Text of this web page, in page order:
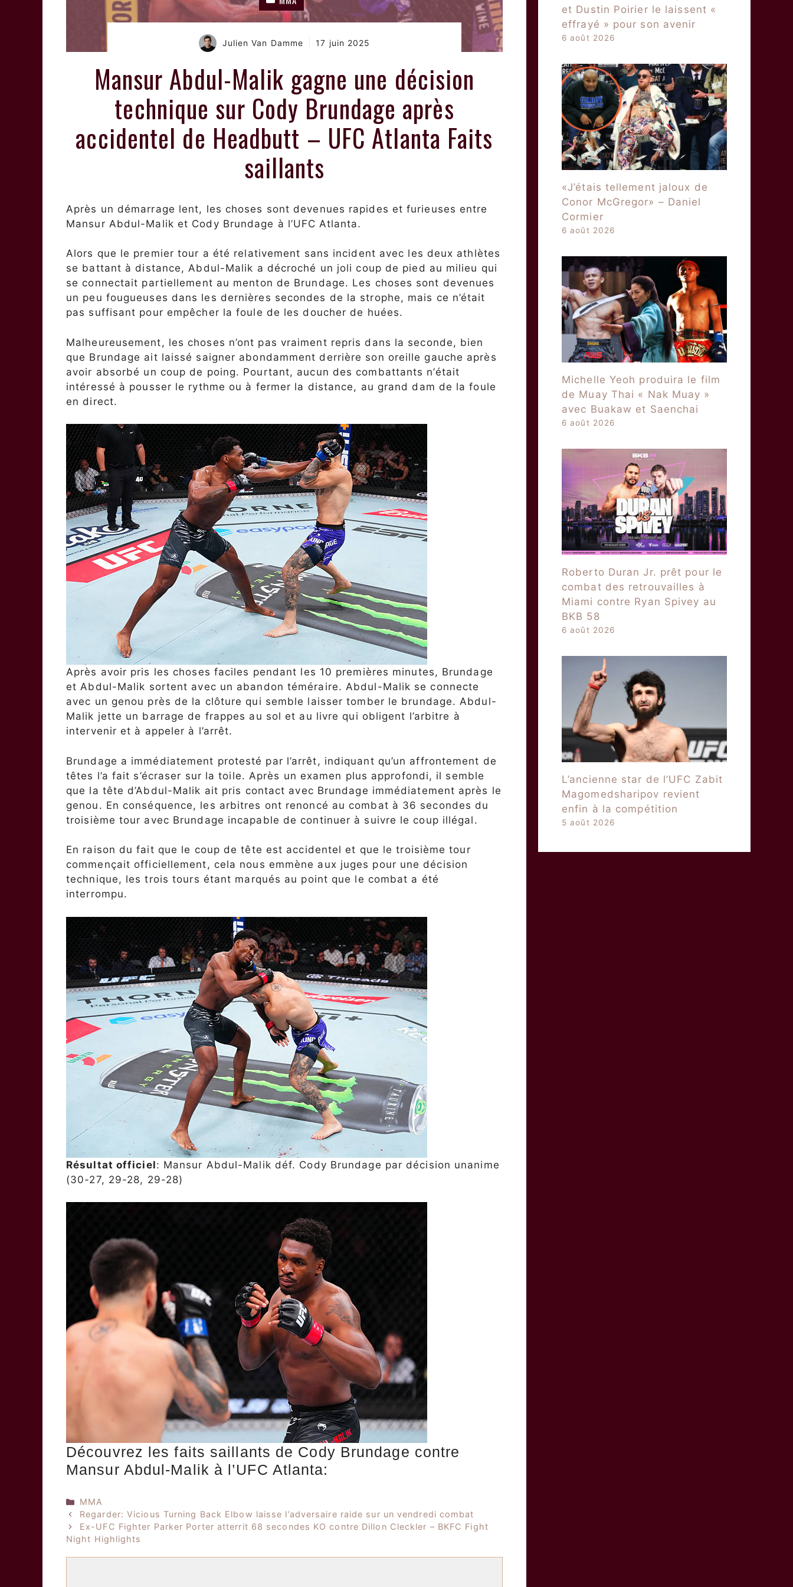
Julien Van Damme 17 juin 2025
Mansur Abdul-Malik gagne une décision
technique sur Cody Brundage après
accidentel de Headbutt – UFC Atlanta Faits
saillants
Après un démarrage lent, les choses sont devenues rapides et furieuses entre
Mansur Abdul-Malik et Cody Brundage à l’UFC Atlanta.
Alors que le premier tour a été relativement sans incident avec les deux athlètes
se battant à distance, Abdul-Malik a décroché un joli coup de pied au milieu qui
se connectait partiellement au menton de Brundage. Les choses sont devenues
un peu fougueuses dans les dernières secondes de la strophe, mais ce n’était
pas suffisant pour empêcher la foule de les doucher de huées.
Malheureusement, les choses n’ont pas vraiment repris dans la seconde, bien
que Brundage ait laissé saigner abondamment derrière son oreille gauche après
avoir absorbé un coup de poing. Pourtant, aucun des combattants n’était
intéressé à pousser le rythme ou à fermer la distance, au grand dam de la foule
en direct.
Après avoir pris les choses faciles pendant les 10 premières minutes, Brundage
et Abdul-Malik sortent avec un abandon téméraire. Abdul-Malik se connecte
avec un genou près de la clôture qui semble laisser tomber le brundage. Abdul-
Malik jette un barrage de frappes au sol et au livre qui obligent l’arbitre à
intervenir et à appeler à l’arrêt.
Brundage a immédiatement protesté par l’arrêt, indiquant qu’un affrontement de
têtes l’a fait s’écraser sur la toile. Après un examen plus approfondi, il semble
que la tête d’Abdul-Malik ait pris contact avec Brundage immédiatement après le
genou. En conséquence, les arbitres ont renoncé au combat à 36 secondes du
troisième tour avec Brundage incapable de continuer à suivre le coup illégal.
En raison du fait que le coup de tête est accidentel et que le troisième tour
commençait officiellement, cela nous emmène aux juges pour une décision
technique, les trois tours étant marqués au point que le combat a été
interrompu.
Résultat officiel: Mansur Abdul-Malik déf. Cody Brundage par décision unanime
(30-27, 29-28, 29-28)
Découvrez les faits saillants de Cody Brundage contre
Mansur Abdul-Malik à l’UFC Atlanta:
Catégories
MMA
Regarder: Vicious Turning Back Elbow laisse l’adversaire raide sur un vendredi combat
Ex-UFC Fighter Parker Porter atterrit 68 secondes KO contre Dillon Cleckler – BKFC Fight
Night Highlights
et Dustin Poirier le laissent «
effrayé » pour son avenir
6 août 2026
«J’étais tellement jaloux de
Conor McGregor» – Daniel
Cormier
6 août 2026
Michelle Yeoh produira le film
de Muay Thai « Nak Muay »
avec Buakaw et Saenchai
6 août 2026
Roberto Duran Jr. prêt pour le
combat des retrouvailles à
Miami contre Ryan Spivey au
BKB 58
6 août 2026
L’ancienne star de l’UFC Zabit
Magomedsharipov revient
enfin à la compétition
5 août 2026